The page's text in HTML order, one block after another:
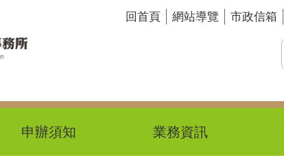
回首頁 網站導覽 市政信箱
申辦須知 業務資訊